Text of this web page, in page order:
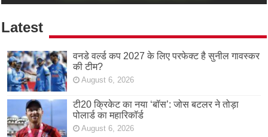
Latest
वनडे वर्ल्ड कप 2027 के लिए परफेक्ट है सुनील गावस्कर
की टीम?
August 6, 2026
टी20 क्रिकेट का नया ‘बॉस’: जोस बटलर ने तोड़ा
पोलार्ड का महारिकॉर्ड
August 6, 2026